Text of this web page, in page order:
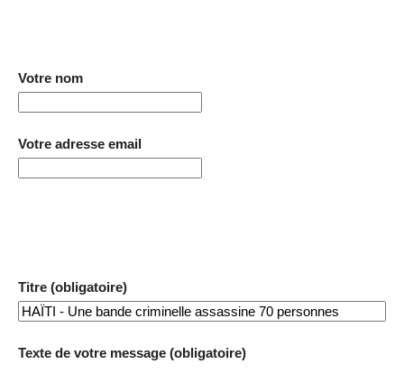
Votre nom
Votre adresse email
Titre (obligatoire)
Texte de votre message (obligatoire)